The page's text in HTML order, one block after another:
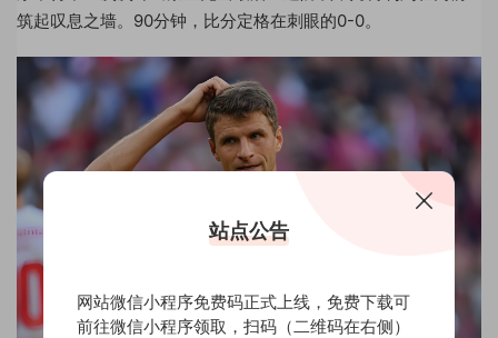
筑起叹息之墙。90分钟，比分定格在刺眼的0-0。
站点公告
网站微信小程序免费码正式上线，免费下载可
前往微信小程序领取，扫码（二维码在右侧）